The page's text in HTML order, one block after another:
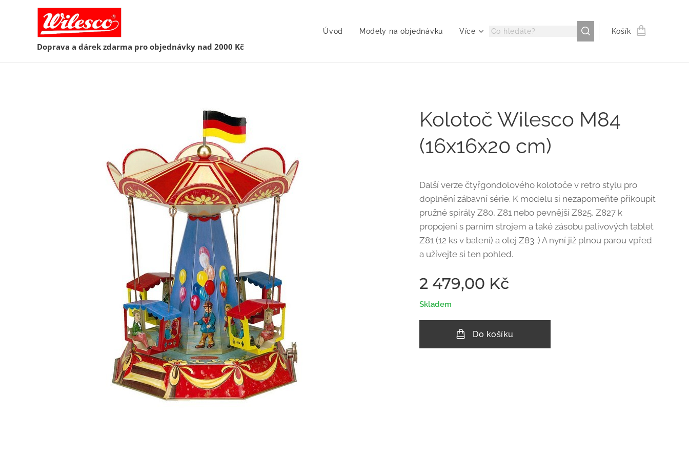
Doprava a dárek zdarma pro objednávky nad 2000 Kč
Úvod Modely na objednávku Více Košík
Kolotoč Wilesco M84
(16x16x20 cm)
Další verze čtyřgondolového kolotoče v retro stylu pro
doplnění zábavní série. K modelu si nezapomeňte přikoupit
pružné spirály Z80, Z81 nebo pevnější Z825, Z827 k
propojení s parním strojem a také zásobu palivových tablet
Z81 (12 ks v balení) a olej Z83 :) A nyní již plnou parou vpřed
a užívejte si ten pohled.
2 479,00 Kč
Skladem
Do košíku